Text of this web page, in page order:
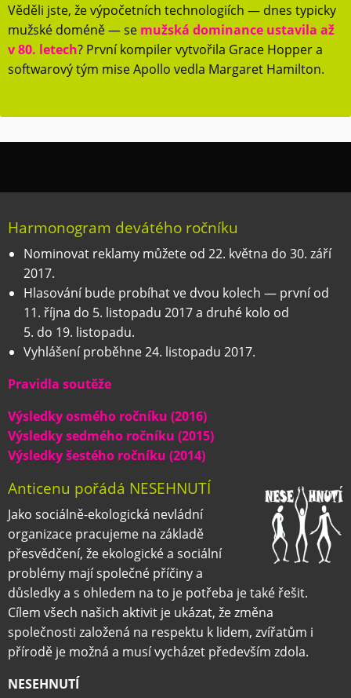
Věděli jste, že výpočetních technologiích — dnes typicky
mužské doméně — se mužská dominance ustavila až
v 80. letech? První kompiler vytvořila Grace Hopper a
softwarový tým mise Apollo vedla Margaret Hamilton.
Harmonogram devátého ročníku
Nominovat reklamy můžete od 22. května do 30. září
2017.
Hlasování bude probíhat ve dvou kolech — první od
11. října do 5. listopadu 2017 a druhé kolo od
5. do 19. listopadu.
Vyhlášení proběhne 24. listopadu 2017.
Pravidla soutěže
Výsledky osmého ročníku (2016)
Výsledky sedmého ročníku (2015)
Výsledky šestého ročníku (2014)
Anticenu pořádá NESEHNUTÍ
Jako sociálně-ekologická nevládní
organizace pracujeme na základě
přesvědčení, že ekologické a sociální
problémy mají společné příčiny a
důsledky a s ohledem na to je potřeba je také řešit.
Cílem všech našich aktivit je ukázat, že změna
společnosti založená na respektu k lidem, zvířatům i
přírodě je možná a musí vycházet především zdola.
NESEHNUTÍ